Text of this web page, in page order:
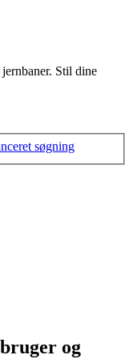
Stil dine
søgning
og